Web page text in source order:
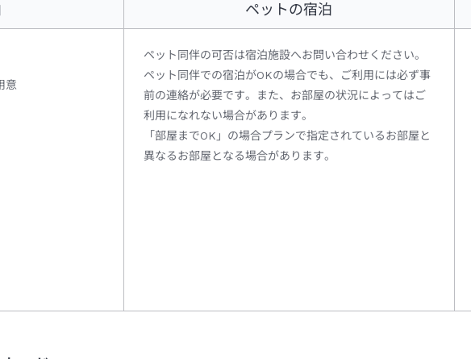
意
ペットの宿泊
ペット同伴の可否は宿泊施設へお問い合わせください。
ペット同伴での宿泊がOKの場合でも、ご利用には必ず事
前の連絡が必要です。また、お部屋の状況によってはご
利用になれない場合があります。
「部屋までOK」の場合プランで指定されているお部屋と
異なるお部屋となる場合があります。